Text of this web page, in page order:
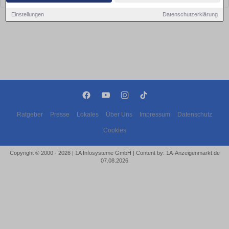
Einstellungen Datenschutzerklärung
Ratgeber Presse Lokales Über Uns Impressum Datenschutz
Cookies
Copyright © 2000 - 2026 | 1A Infosysteme GmbH | Content by: 1A-Anzeigenmarkt.de
07.08.2026